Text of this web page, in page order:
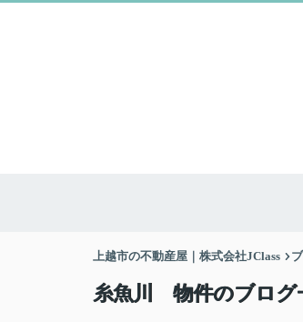
上越市の不動産屋｜株式会社JClass
糸魚川 物件のブログ